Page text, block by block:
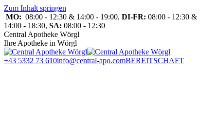
Zum Inhalt springen
MO: 08:00 - 12:30 & 14:00 - 19:00, DI-FR: 08:00 - 12:30 &
14:00 - 18:30, SA: 08:00 - 12:30
Central Apotheke Wörgl
Ihre Apotheke in Wörgl
+43 5332 73 610info@central-apo.comBEREITSCHAFT